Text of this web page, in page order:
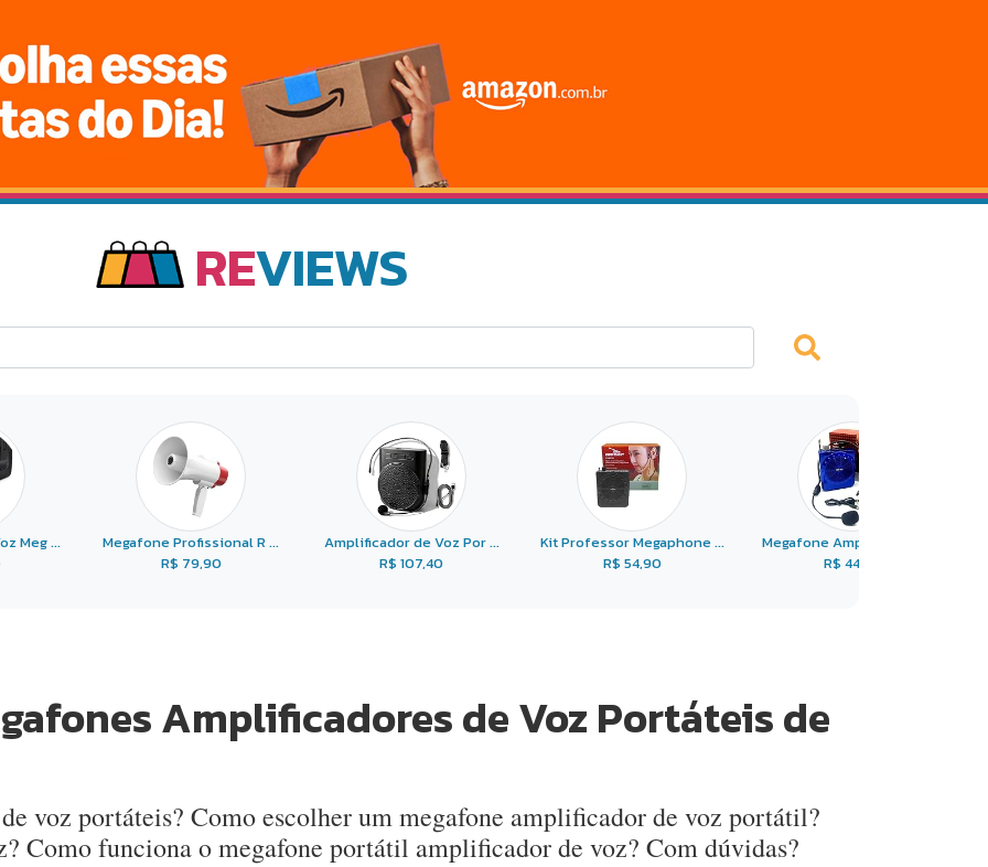
REVIEWS
Meg ...
Megafone Profissional R ...
R$ 79,90
Amplificador de Voz Por ...
R$ 107,40
Kit Professor Megaphone ...
R$ 54,90
Megafone Amplificador d ...
R$ 44,99
Amplificadores de Voz Portáteis de
voz portáteis? Como escolher um megafone amplificador de voz portátil?
Como funciona o megafone portátil amplificador de voz? Com dúvidas?